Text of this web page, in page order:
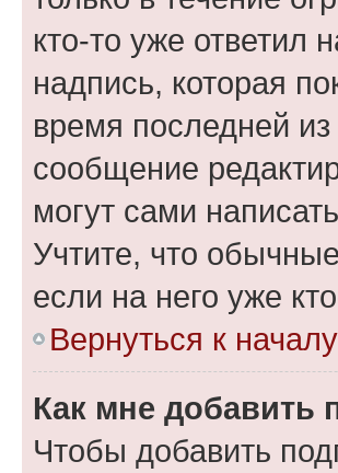
кто-то уже ответил
надпись, которая
время последней
сообщение
могут сами
Учтите, что
если на него уже
Вернуться к началу
Как мне добавить
Чтобы добавить